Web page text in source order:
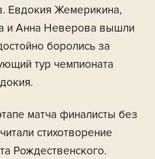
Евдокия Жемерикина,
и Анна Неверова вышли
боролись за
тур чемпионата
матча финалисты без
стихотворение
Рождественского.